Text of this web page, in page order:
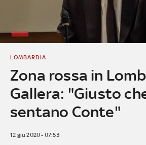
Zona rossa in
Gallera: "Giusto
sentano Conte"
LOMBARDIA
12 giu 2020 - 07:53